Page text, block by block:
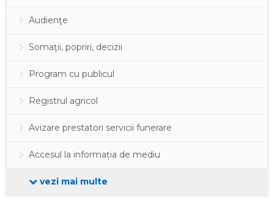
Audienţe
Somaţii, popriri, decizii
Program cu publicul
Registrul agricol
Avizare prestatori servicii funerare
Accesul la informația de mediu
vezi mai multe